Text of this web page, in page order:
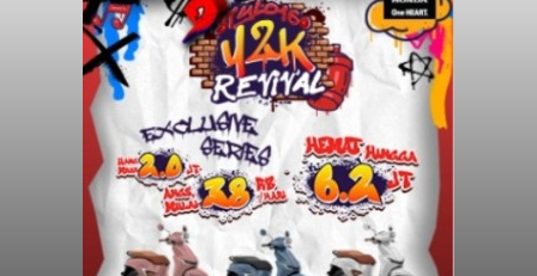
Sempat Cekcok dengan Istri,
Pria Asal Pemogan Ditemukan
Tak Bernyawa di Pantai
Purnama
balitribune.co.id I Gianyar -Seorang pria asal
Lingkungan Dalem, Pemogan, Denpasar Selatan,
Kota Denpasar, yang diketahui bernama I Kadek
Dedi Wiranata (35), ditemukan tidak bernyawa di